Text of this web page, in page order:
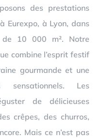
des prestations
Eurexpo, à Lyon, dans
10 000 m². Notre
combine l’esprit festif
gourmande et une
sensationnels. Les
de délicieuses
crêpes, des churros,
Mais ce n’est pas